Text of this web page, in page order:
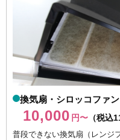
換気扇・シロッコファ
10,000 円〜 （税込
普段できない換気扇（レンジ